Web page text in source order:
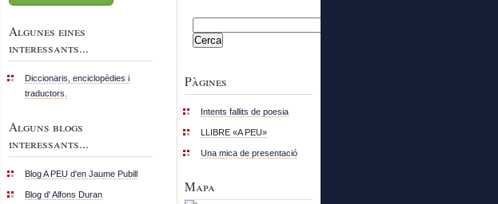
Algunes eines
interessants...
Diccionaris, enciclopèdies i
traductors.
Alguns blogs
interessants...
Blog A PEU d'en Jaume Pubill
Blog d' Alfons Duran
Pàgines
Intents fallits de poesia
LLIBRE «A PEU»
Una mica de presentació
Mapa